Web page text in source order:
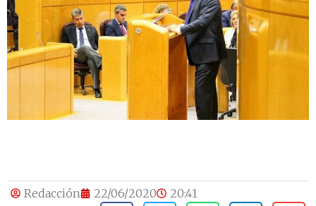
Redacción 22/06/2020 20:41